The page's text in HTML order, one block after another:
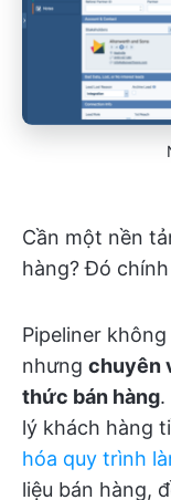
Cần một nền
hàng? Đó
Pipeliner
nhưng chuyên
thức bán hàng.
lý khách hàng
hóa quy trình
liệu bán hàng,